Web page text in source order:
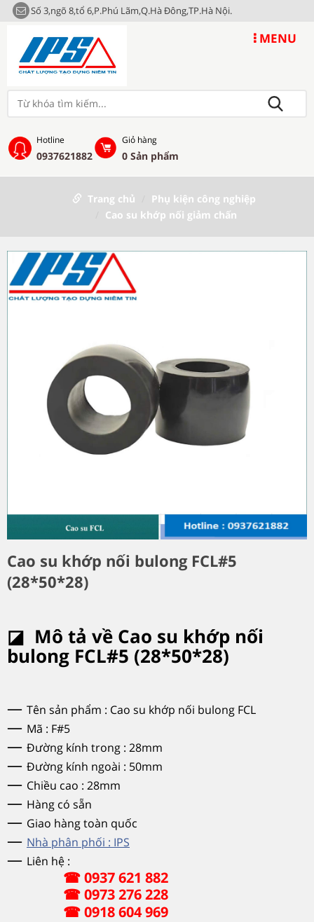
Số 3,ngõ 8,tổ 6,P.Phú Lãm,Q.Hà Đông,TP.Hà Nội.
MENU
Hotline
0937621882
Giỏ hàng
0 Sản phẩm
Trang chủ
Phụ kiện công nghiệp
Cao su khớp nối giảm chấn
Cao su khớp nối bulong FCL#5
(28*50*28)
◪ Mô tả về Cao su khớp nối
bulong FCL#5 (28*50*28)
— Tên sản phẩm : Cao su khớp nối bulong FCL
— Mã : F#5
— Đường kính trong : 28mm
— Đường kính ngoài : 50mm
— Chiều cao : 28mm
— Hàng có sẵn
— Giao hàng toàn quốc
— Nhà phân phối : IPS
— Liên hệ :
☎ 0937 621 882
☎ 0973 276 228
☎ 0918 604 969